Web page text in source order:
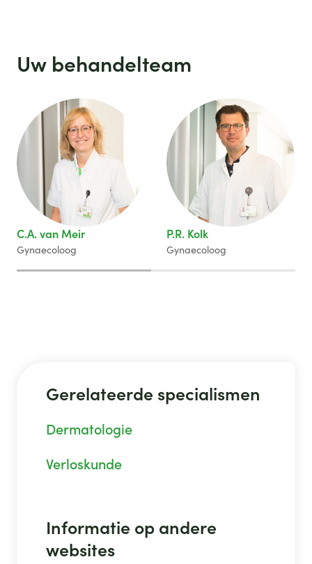
Uw behandelteam
C.A. van Meir
Gynaecoloog
P.R. Kolk
Gynaecoloog
Gerelateerde specialismen
Dermatologie
Verloskunde
Informatie op andere
websites